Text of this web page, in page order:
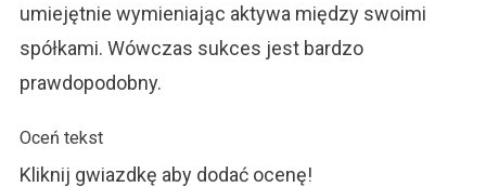
umiejętnie wymieniając aktywa między swoimi
spółkami. Wówczas sukces jest bardzo
prawdopodobny.
Oceń tekst
Kliknij gwiazdkę aby dodać ocenę!